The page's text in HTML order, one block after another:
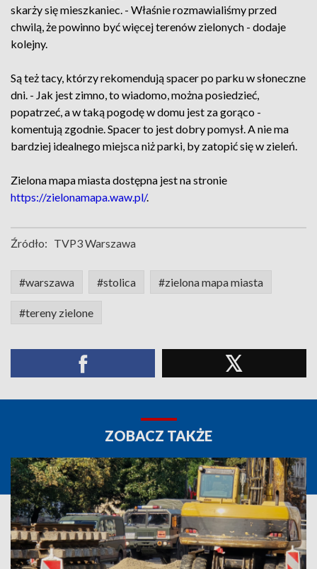
skarży się mieszkaniec. - Właśnie rozmawialiśmy przed
chwilą, że powinno być więcej terenów zielonych - dodaje
kolejny.
Są też tacy, którzy rekomendują spacer po parku w słoneczne
dni. - Jak jest zimno, to wiadomo, można posiedzieć,
popatrzeć, a w taką pogodę w domu jest za gorąco -
komentują zgodnie. Spacer to jest dobry pomysł. A nie ma
bardziej idealnego miejsca niż parki, by zatopić się w zieleń.
Zielona mapa miasta dostępna jest na stronie
https://zielonamapa.waw.pl/.
Źródło: TVP3 Warszawa
#warszawa #stolica #zielona mapa miasta
#tereny zielone
ZOBACZ TAKŻE